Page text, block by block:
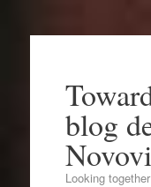
blog
Looking